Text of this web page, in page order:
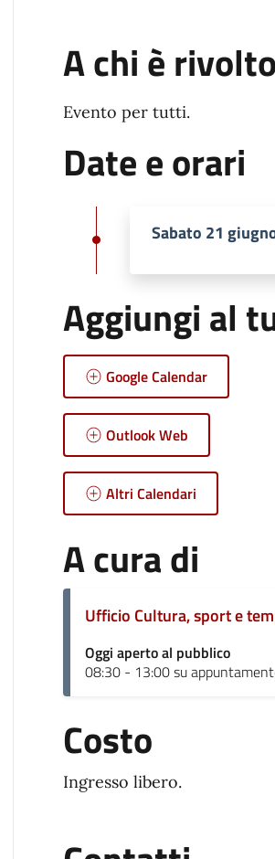
A chi è rivolto
Evento per tutti.
Date e orari
Sabato 21
Aggiungi al
Google Calendar
Outlook Web
Altri Calendari
A cura di
Ufficio Cultura, sport e
Oggi aperto al pubblico
08:30 - 13:00 su
Costo
Ingresso libero.